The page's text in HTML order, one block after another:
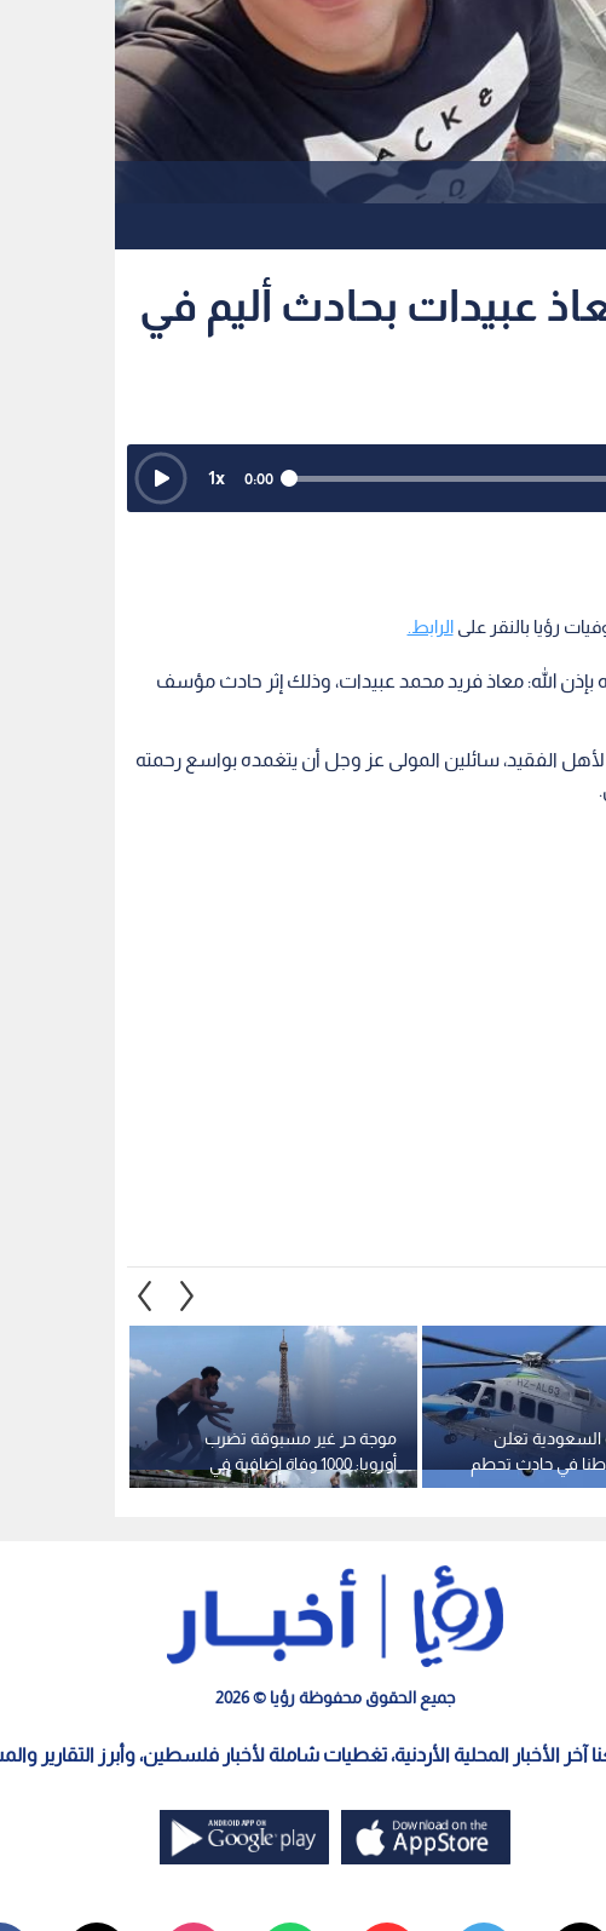
عبيدات بحادث أليم في
0:00
1x
رؤيا بالنقر علىالرابط.
بإذن الله: معاذ فريد محمد عبيدات، وذلك إثر حادث مؤسف
الفقيد، سائلين المولى عز وجل أن يتغمده بواسع رحمته
موجة حر غير مسبوقة تضرب
أوروبا: 1000 وفاة إضافية في
فرنسا وإغلاق مفاعلات نووية
السعودية تعلن
14 مواطنا في حادث تحطم
لأرامكو
جميع الحقوق محفوظة رؤيا © 2026
آخر الأخبار المحلية الأردنية، تغطيات شاملة لأخبار فلسطين، وأبرز التقارير